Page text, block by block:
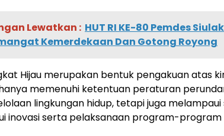
Lewatkan : HUT RI KE-80 Pemdes
Kemerdekaan Dan Gotong Royong
Hijau merupakan bentuk pengakuan atas
memenuhi ketentuan peraturan
lingkungan hidup, tetapi juga
inovasi serta pelaksanaan program-